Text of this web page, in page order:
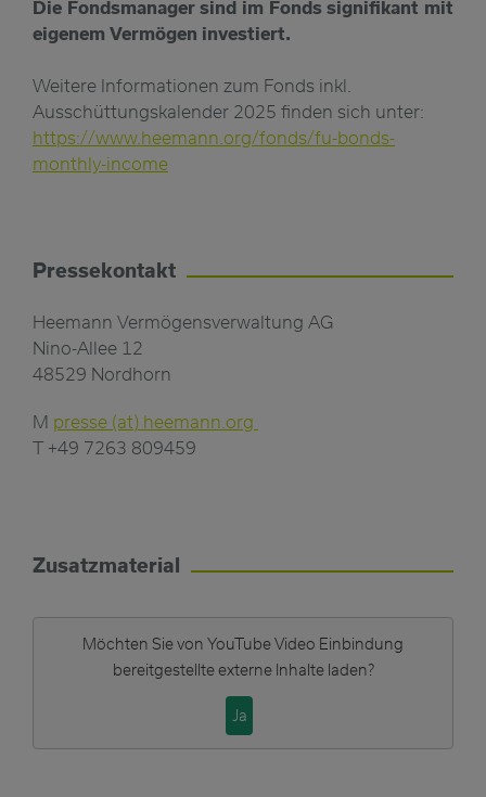
Die Fondsmanager sind im Fonds signifikant mit
eigenem Vermögen investiert.
Weitere Informationen zum Fonds inkl.
Ausschüttungskalender 2025 finden sich unter:
https://www.heemann.org/fonds/fu-bonds-
monthly-income
Pressekontakt
Heemann Vermögensverwaltung AG
Nino-Allee 12
48529 Nordhorn
M presse (at) heemann.org
T +49 7263 809459
Zusatzmaterial
Möchten Sie vonYouTube Video Einbindung
bereitgestellte externe Inhalte laden?
Ja